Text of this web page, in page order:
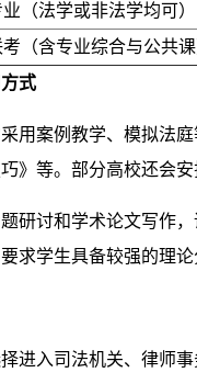
（法学或非法学均可）
（含专业综合与公共课
式
用案例教学、模拟法
》等。部分高校还会安
研讨和学术论文写作
求学生具备较强的理论
进入司法机关、律师